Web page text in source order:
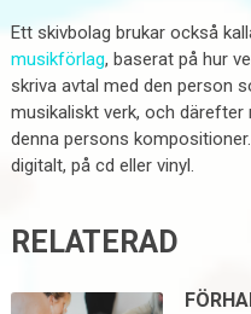
Ett skivbolag brukar också
musikförlag, baserat på hur
skriva avtal med den person
musikaliskt verk, och
denna persons
digitalt, på cd eller vinyl.
RELATERAD